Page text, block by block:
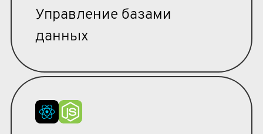
Управление базами
данных